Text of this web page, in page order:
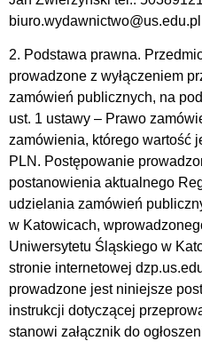
biuro.wydawnictwo@us.edu.pl
2. Podstawa prawna.
prowadzone z wyłączeniem
zamówień publicznych, na
ust. 1 ustawy – Prawo
zamówienia, którego wartość
PLN. Postępowanie
postanowienia aktualnego
udzielania zamówień
w Katowicach,
Uniwersytetu Śląskiego w
stronie internetowej
prowadzone jest niniejsze
instrukcji dotyczącej
stanowi załącznik do